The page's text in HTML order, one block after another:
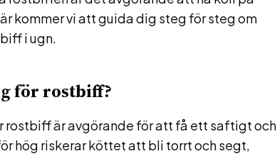
kommer vi att guida dig steg för steg om
i ugn.
för rostbiff?
rostbiff är avgörande för att få ett saftigt och
hög riskerar köttet att bli torrt och segt,